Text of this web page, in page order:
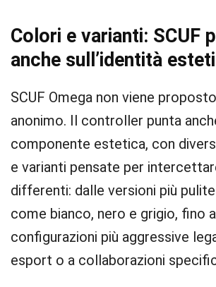
Colori e varianti: SCUF
anche sull’identità
SCUF Omega non viene
anonimo. Il controller punta
componente estetica, con
e varianti pensate per
differenti: dalle versioni più
come bianco, nero e grigio, fino a
configurazioni più aggressive
esport o a collaborazioni